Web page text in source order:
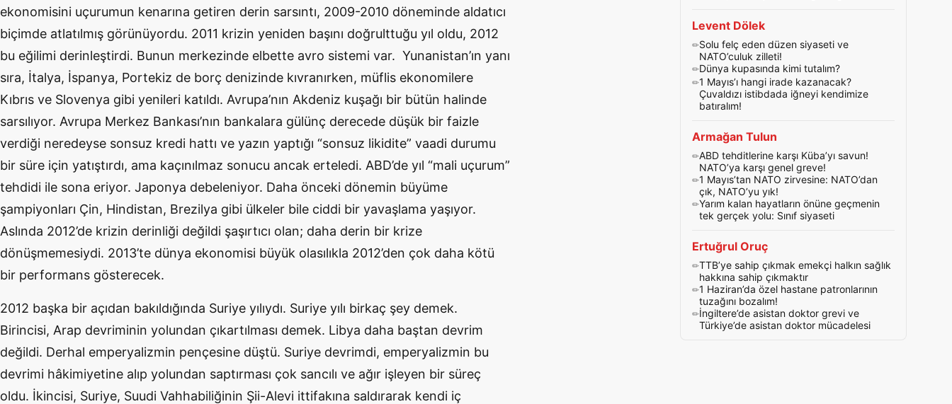
ekonomisini uçurumun kenarına getiren derin sarsıntı, 2009-2010 döneminde aldatıcı
biçimde atlatılmış görünüyordu. 2011 krizin yeniden başını doğrulttuğu yıl oldu, 2012
bu eğilimi derinleştirdi. Bunun merkezinde elbette avro sistemi var. Yunanistan’ın yanı
sıra, İtalya, İspanya, Portekiz de borç denizinde kıvranırken, müflis ekonomilere
Kıbrıs ve Slovenya gibi yenileri katıldı. Avrupa’nın Akdeniz kuşağı bir bütün halinde
sarsılıyor. Avrupa Merkez Bankası’nın bankalara gülünç derecede düşük bir faizle
verdiği neredeyse sonsuz kredi hattı ve yazın yaptığı “sonsuz likidite” vaadi durumu
bir süre için yatıştırdı, ama kaçınılmaz sonucu ancak erteledi. ABD’de yıl “mali uçurum”
tehdidi ile sona eriyor. Japonya debeleniyor. Daha önceki dönemin büyüme
şampiyonları Çin, Hindistan, Brezilya gibi ülkeler bile ciddi bir yavaşlama yaşıyor.
Aslında 2012’de krizin derinliği değildi şaşırtıcı olan; daha derin bir krize
dönüşmemesiydi. 2013’te dünya ekonomisi büyük olasılıkla 2012’den çok daha kötü
bir performans gösterecek.
2012 başka bir açıdan bakıldığında Suriye yılıydı. Suriye yılı birkaç şey demek.
Birincisi, Arap devriminin yolundan çıkartılması demek. Libya daha baştan devrim
değildi. Derhal emperyalizmin pençesine düştü. Suriye devrimdi, emperyalizmin bu
devrimi hâkimiyetine alıp yolundan saptırması çok sancılı ve ağır işleyen bir süreç
oldu. İkincisi, Suriye, Suudi Vahhabiliğinin Şii-Alevi ittifakına saldırarak kendi iç
Levent Dölek
Solu felç eden düzen siyaseti ve
NATO’culuk zilleti!
Dünya kupasında kimi tutalım?
1 Mayıs’ı hangi irade kazanacak?
Çuvaldızı istibdada iğneyi kendimize
batıralım!
Armağan Tulun
ABD tehditlerine karşı Küba’yı savun!
NATO’ya karşı genel greve!
1 Mayıs’tan NATO zirvesine: NATO’dan
çık, NATO’yu yık!
Yarım kalan hayatların önüne geçmenin
tek gerçek yolu: Sınıf siyaseti
Ertuğrul Oruç
TTB’ye sahip çıkmak emekçi halkın sağlık
hakkına sahip çıkmaktır
1 Haziran’da özel hastane patronlarının
tuzağını bozalım!
İngiltere’de asistan doktor grevi ve
Türkiye’de asistan doktor mücadelesi